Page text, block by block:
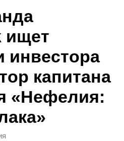
ищет
инвестора
капитана
«Нефелия: